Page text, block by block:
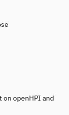
on openHPI and